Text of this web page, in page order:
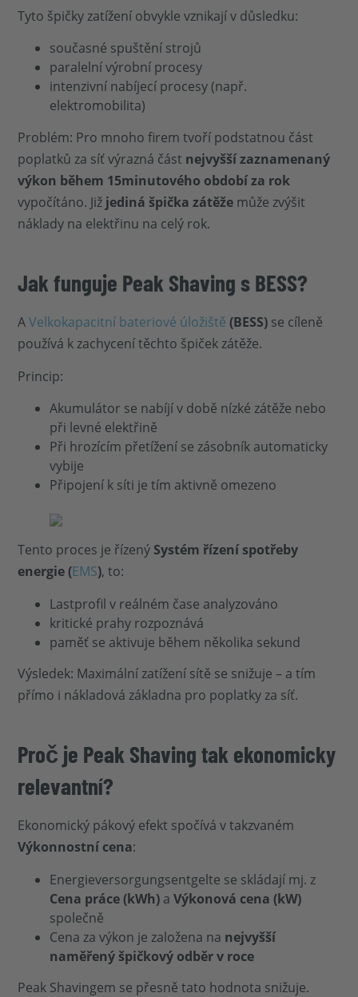
Tyto špičky zatížení obvykle vznikají v důsledku:
současné spuštění strojů
paralelní výrobní procesy
intenzivní nabíjecí procesy (např.
elektromobilita)
Problém: Pro mnoho firem tvoří podstatnou část
poplatků za síť výrazná část nejvyšší zaznamenaný
výkon během 15minutového období za rok
vypočítáno. Již jediná špička zátěže může zvýšit
náklady na elektřinu na celý rok.
Jak funguje Peak Shaving s BESS?
AVelkokapacitní bateriové úložiště (BESS) se cíleně
používá k zachycení těchto špiček zátěže.
Princip:
Akumulátor se nabíjí v době nízké zátěže nebo
při levné elektřině
Při hrozícím přetížení se zásobník automaticky
vybije
Připojení k síti je tím aktivně omezeno
Tento proces je řízený Systém řízení spotřeby
energie (EMS), to:
Lastprofil v reálném čase analyzováno
kritické prahy rozpoznává
paměť se aktivuje během několika sekund
Výsledek: Maximální zatížení sítě se snižuje – a tím
přímo i nákladová základna pro poplatky za síť.
Proč je Peak Shaving tak ekonomicky
relevantní?
Ekonomický pákový efekt spočívá v takzvaném
Výkonnostní cena:
Energieversorgungsentgelte se skládají mj. z
Cena práce (kWh) aVýkonová cena (kW)
společně
Cena za výkon je založena na nejvyšší
naměřený špičkový odběr v roce
Peak Shavingem se přesně tato hodnota snižuje.